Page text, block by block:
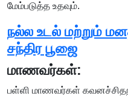
மேம்படுத்த உதவும்.
நல்ல உடல் மற்றும்
சந்திர பூஜை
மாணவர்கள்:
பள்ளி மாணவர்கள்